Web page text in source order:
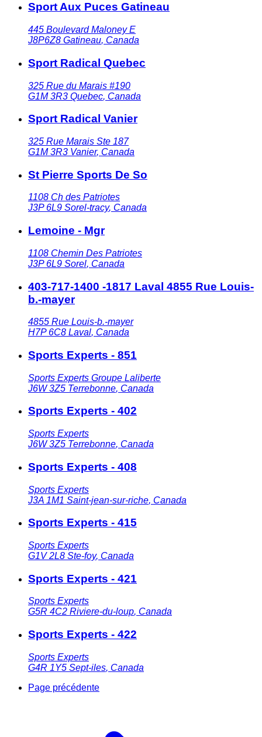
Sport Aux Puces Gatineau
445 Boulevard Maloney E
J8P6Z8 Gatineau, Canada
Sport Radical Quebec
325 Rue du Marais #190
G1M 3R3 Quebec, Canada
Sport Radical Vanier
325 Rue Marais Ste 187
G1M 3R3 Vanier, Canada
St Pierre Sports De So
1108 Ch des Patriotes
J3P 6L9 Sorel-tracy, Canada
Lemoine - Mgr
1108 Chemin Des Patriotes
J3P 6L9 Sorel, Canada
403-717-1400 -1817 Laval 4855 Rue Louis-
b.-mayer
4855 Rue Louis-b.-mayer
H7P 6C8 Laval, Canada
Sports Experts - 851
Sports Experts Groupe Laliberte
J6W 3Z5 Terrebonne, Canada
Sports Experts - 402
Sports Experts
J6W 3Z5 Terrebonne, Canada
Sports Experts - 408
Sports Experts
J3A 1M1 Saint-jean-sur-riche, Canada
Sports Experts - 415
Sports Experts
G1V 2L8 Ste-foy, Canada
Sports Experts - 421
Sports Experts
G5R 4C2 Riviere-du-loup, Canada
Sports Experts - 422
Sports Experts
G4R 1Y5 Sept-iles, Canada
Page précédente